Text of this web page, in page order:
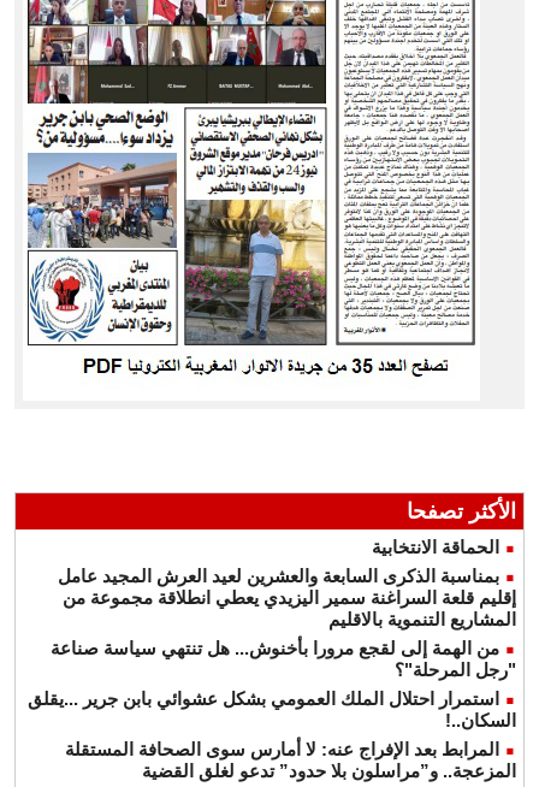
الأكثر تصفحا
الحماقة الانتخابية
بمناسبة الذكرى السابعة والعشرين لعيد العرش المجيد عامل
إقليم قلعة السراغنة سمير اليزيدي يعطي انطلاقة مجموعة من
المشاريع التنموية بالاقليم
من الهمة إلى لقجع مرورا بأخنوش... هل تنتهي سياسة صناعة
"رجل المرحلة"؟
استمرار احتلال الملك العمومي بشكل عشوائي بابن جرير ...يقلق
السكان..!
المرابط بعد الإفراج عنه: لا أمارس سوى الصحافة المستقلة
المزعجة.. و”مراسلون بلا حدود” تدعو لغلق القضية